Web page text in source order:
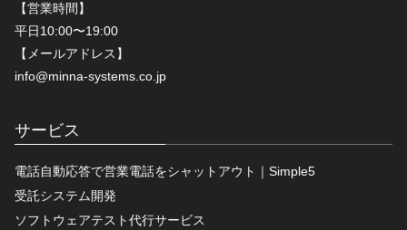
【営業時間】
平日10:00〜19:00
【メールアドレス】
info@minna-systems.co.jp
サービス
電話自動応答で営業電話をシャットアウト｜Simple5
受託システム開発
ソフトウェアテスト代行サービス